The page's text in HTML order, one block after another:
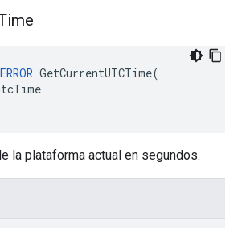
GetCurrentUTCTime(
la plataforma actual en segundos.